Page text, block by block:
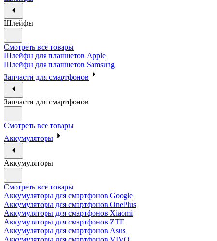
Шлейфы
Смотреть все товары
Шлейфы для планшетов Apple
Шлейфы для планшетов Samsung
Запчасти для смартфонов
Запчасти для смартфонов
Смотреть все товары
Аккумуляторы
Аккумуляторы
Смотреть все товары
Аккумуляторы для смартфонов Google
Аккумуляторы для смартфонов OnePlus
Аккумуляторы для смартфонов Xiaomi
Аккумуляторы для смартфонов ZTE
Аккумуляторы для cмартфонов Asus
Аккумуляторы для смартфонов VIVO